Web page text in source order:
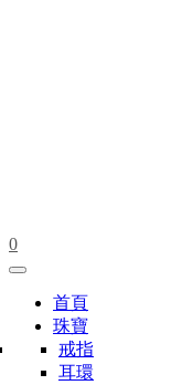
0
首頁
珠寶
戒指
耳環